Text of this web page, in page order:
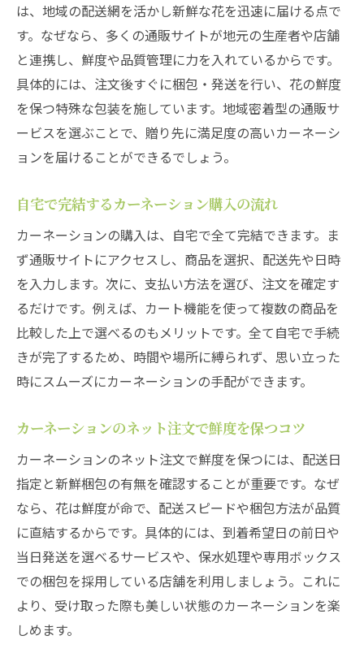
は、地域の配送網を活かし新鮮な花を迅速に届ける点で
す。なぜなら、多くの通販サイトが地元の生産者や店舗
と連携し、鮮度や品質管理に力を入れているからです。
具体的には、注文後すぐに梱包・発送を行い、花の鮮度
を保つ特殊な包装を施しています。地域密着型の通販サ
ービスを選ぶことで、贈り先に満足度の高いカーネーシ
ョンを届けることができるでしょう。
自宅で完結するカーネーション購入の流れ
カーネーションの購入は、自宅で全て完結できます。ま
ず通販サイトにアクセスし、商品を選択、配送先や日時
を入力します。次に、支払い方法を選び、注文を確定す
るだけです。例えば、カート機能を使って複数の商品を
比較した上で選べるのもメリットです。全て自宅で手続
きが完了するため、時間や場所に縛られず、思い立った
時にスムーズにカーネーションの手配ができます。
カーネーションのネット注文で鮮度を保つコツ
カーネーションのネット注文で鮮度を保つには、配送日
指定と新鮮梱包の有無を確認することが重要です。なぜ
なら、花は鮮度が命で、配送スピードや梱包方法が品質
に直結するからです。具体的には、到着希望日の前日や
当日発送を選べるサービスや、保水処理や専用ボックス
での梱包を採用している店舗を利用しましょう。これに
より、受け取った際も美しい状態のカーネーションを楽
しめます。